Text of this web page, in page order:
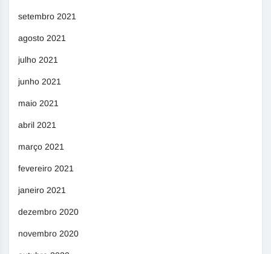
setembro 2021
agosto 2021
julho 2021
junho 2021
maio 2021
abril 2021
março 2021
fevereiro 2021
janeiro 2021
dezembro 2020
novembro 2020